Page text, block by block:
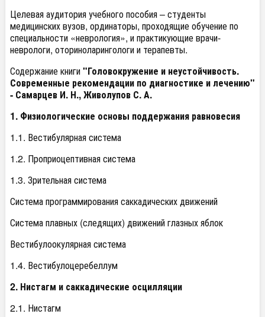
Целевая аудитория учебного пособия – студенты
медицинских вузов, ординаторы, проходящие обучение по
специальности «неврология», и практикующие врачи-
неврологи, оториноларингологи и терапевты.
Содержание книги"Головокружение и неустойчивость.
Современные рекомендации по диагностике и лечению"
- Самарцев И. Н., Живолупов С. А.
1. Физиологические основы поддержания равновесия
1.1. Вестибулярная система
1.2. Проприоцептивная система
1.3. Зрительная система
Система программирования саккадических движений
Система плавных (следящих) движений глазных яблок
Вестибулоокулярная система
1.4. Вестибулоцеребеллум
2. Нистагм и саккадические осцилляции
2.1. Нистагм